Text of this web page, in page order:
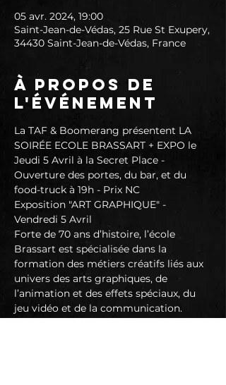
05 avr. 2024, 19:00
Saint-Jean-de-Védas, 25 Rue St Exupery,
34430 Saint-Jean-de-Védas, France
À propos de
l'événement
La TAF & Boomerang présentent LA
SOIRÉE ECOLE BRASSART + EXPO le
Jeudi 5 Avril à la Secret Place -
Ouverture des portes, du bar, et du
food-truck à 19h - Prix NC
Exposition "ART GRAPHIQUE" -
Vendredi 5 Avril
Forte de 70 ans d’histoire, l’école
Brassart est spécialisée dans la
formation des métiers créatifs liés aux
univers des arts graphiques, de
l’animation et des effets spéciaux, du
jeu vidéo et de la communication.